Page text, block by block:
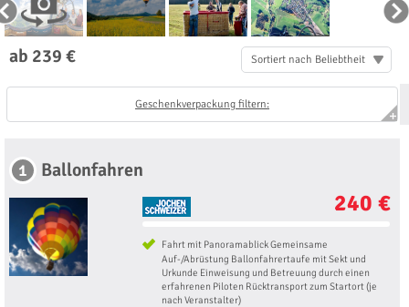
ab 239 € Sortiert nach Beliebtheit
Geschenkverpackung filtern:
1 Ballonfahren
240 €
Fahrt mit Panoramablick Gemeinsame
Auf-/Abrüstung Ballonfahrertaufe mit Sekt und
Urkunde Einweisung und Betreuung durch einen
erfahrenen Piloten Rücktransport zum Startort (je
nach Veranstalter)